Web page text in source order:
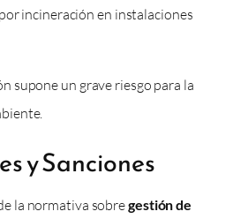
incineración en instalaciones
supone un grave riesgo para la
y Sanciones
la normativa sobregestión de